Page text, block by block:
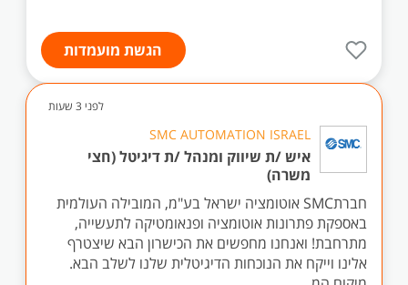
הגשת מועמדות
לפני 3 שעות
SMC AUTOMATION ISRAEL
איש /ת שיווק ומנהל /ת דיגיטל (חצי
משרה)
חברתSMC אוטומציה ישראל בע"מ, המובילה העולמית
באספקת פתרונות אוטומציה ופנאומטיקה לתעשייה,
מתרחבת! ואנחנו מחפשים את הכישרון הבא שיצטרף
אלינו וייקח את הנוכחות הדיגיטלית שלנו לשלב הבא.